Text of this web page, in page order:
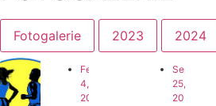
Fotogalerie 2023 2024
Februar
4,
2026
September
25,
2024